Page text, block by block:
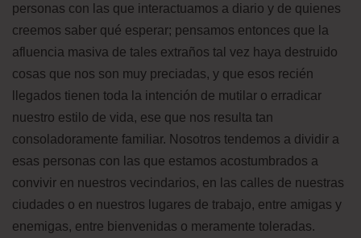
personas con las que interactuamos a diario y de quienes
creemos saber qué esperar; pensamos entonces que la
afluencia masiva de tales extraños tal vez haya destruido
cosas que nos son muy preciadas, y que esos recién
llegados tienen toda la intención de mutilar o erradicar
nuestro estilo de vida, ese que nos resulta tan
consoladoramente familiar. Nosotros tendemos a dividir a
esas personas con las que estamos acostumbrados a
convivir en nuestros vecindarios, en las calles de nuestras
ciudades o en nuestros lugares de trabajo, entre amigas y
enemigas, entre bienvenidas o meramente toleradas.